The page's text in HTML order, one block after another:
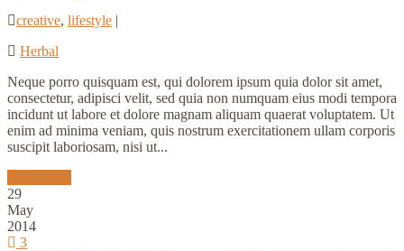
creative, lifestyle |
Herbal
Neque porro quisquam est, qui dolorem ipsum quia dolor sit amet,
consectetur, adipisci velit, sed quia non numquam eius modi tempora
incidunt ut labore et dolore magnam aliquam quaerat voluptatem. Ut
enim ad minima veniam, quis nostrum exercitationem ullam corporis
suscipit laboriosam, nisi ut...
29
May
2014
3